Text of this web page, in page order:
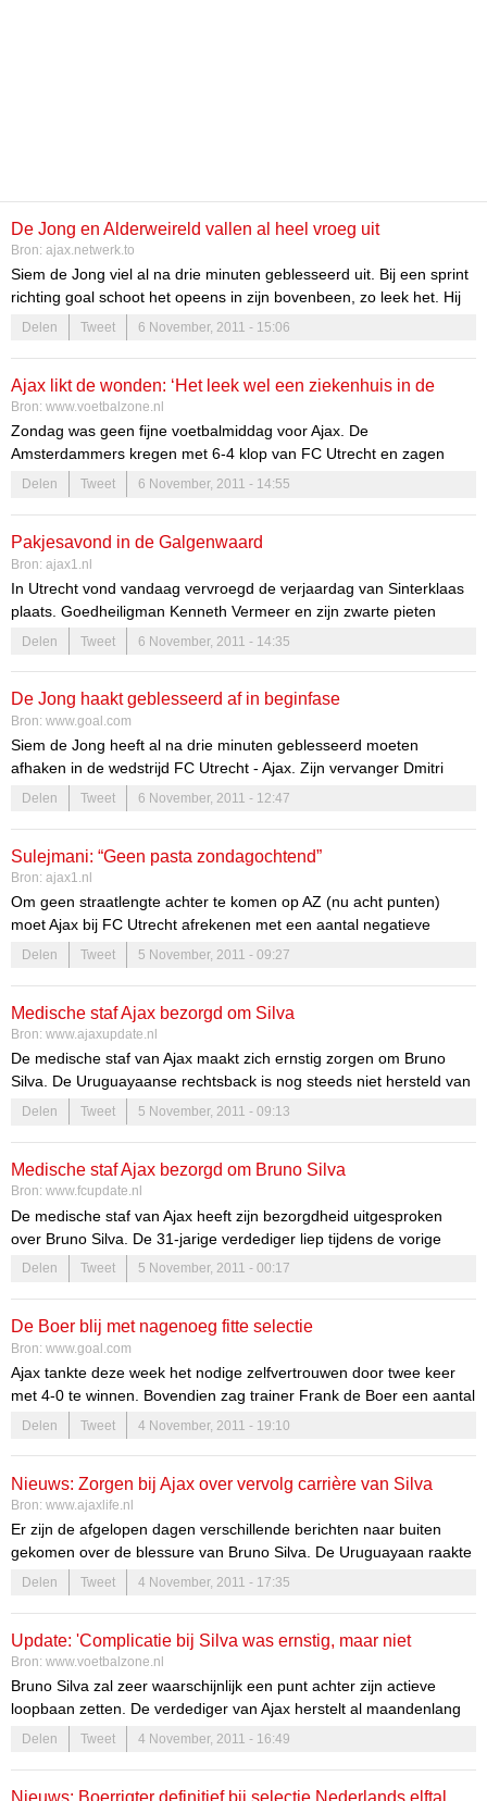
De Jong en Alderweireld vallen al heel vroeg uit
Bron: ajax.netwerk.to
Siem de Jong viel al na drie minuten geblesseerd uit. Bij een sprint
richting goal schoot het opeens in zijn bovenbeen, zo leek het. Hij
werd vervangen door Bulykin, die tweemaal...
Delen Tweet 6 November, 2011 - 15:06
Ajax likt de wonden: ‘Het leek wel een ziekenhuis in de
kleedkamer’
Bron: www.voetbalzone.nl
Zondag was geen fijne voetbalmiddag voor Ajax. De
Amsterdammers kregen met 6-4 klop van FC Utrecht en zagen
Siem de Jong en Toby Alderweireld geblesseerd uitvallen.
Delen Tweet 6 November, 2011 - 14:55
Pakjesavond in de Galgenwaard
Bron: ajax1.nl
In Utrecht vond vandaag vervroegd de verjaardag van Sinterklaas
plaats. Goedheiligman Kenneth Vermeer en zijn zwarte pieten
deelden maar al te graag doelpunten uit. FC Utrecht profiteerde
van die defensieve zwakte en versloeg zo in een spectaculaire
De Amsterdammers startten met de gebruikelijke elf spelers. Met
Siem de Jong als gelegenheidsspits en Theo Janssen daardoor in
een aanvallende rol. Bij Utrecht was er plaats voor Ajax-huurling
Rodney Sneijder, die op het middenveld speelde. Alexandr Gerndt
mocht als linksbuiten beginnen.
Delen Tweet 6 November, 2011 - 14:35
De Jong haakt geblesseerd af in beginfase
Bron: www.goal.com
Siem de Jong heeft al na drie minuten geblesseerd moeten
afhaken in de wedstrijd FC Utrecht - Ajax. Zijn vervanger Dmitri
Bulykin scoorde vier minuten later de openingstreffer.
Delen Tweet 6 November, 2011 - 12:47
Sulejmani: “Geen pasta zondagochtend”
Bron: ajax1.nl
Om geen straatlengte achter te komen op AZ (nu acht punten)
moet Ajax bij FC Utrecht afrekenen met een aantal negatieve
statistieken. De Amsterdammers verloren niet alleen acht van de
laatste twaalf duels in de Domstad, maar morsten dit seizoen na
1-0 en Feyenoord 1-1).
Delen Tweet 5 November, 2011 - 09:27
Medische staf Ajax bezorgd om Silva
Bron: www.ajaxupdate.nl
De medische staf van Ajax maakt zich ernstig zorgen om Bruno
Silva. De Uruguayaanse rechtsback is nog steeds niet hersteld van
een schouderblessure. Tijdens het trainingskamp van Ajax in
Turkije, begin 2011, schoot de schouder van Silva uit de kom. Liefst
hersteld. Silva vreesde naar [...]
Delen Tweet 5 November, 2011 - 09:13
Medische staf Ajax bezorgd om Bruno Silva
Bron: www.fcupdate.nl
De medische staf van Ajax heeft zijn bezorgdheid uitgesproken
over Bruno Silva. De 31-jarige verdediger liep tijdens de vorige
winterstop een schouderblessure op, maar het wil maar niet vlotten
met zijn herstel.
Delen Tweet 5 November, 2011 - 00:17
De Boer blij met nagenoeg fitte selectie
Bron: www.goal.com
Ajax tankte deze week het nodige zelfvertrouwen door twee keer
met 4-0 te winnen. Bovendien zag trainer Frank de Boer een aantal
spelers terugkeren van blessures.
Delen Tweet 4 November, 2011 - 19:10
Nieuws: Zorgen bij Ajax over vervolg carrière van Silva
Bron: www.ajaxlife.nl
Er zijn de afgelopen dagen verschillende berichten naar buiten
gekomen over de blessure van Bruno Silva. De Uruguayaan raakte
begin 2011 tijdens de winterstop geblesseerd aan zijn schouder en
is daar nog altijd niet van hersteld. Er zijn bij Ajax zorgen over het
Delen Tweet 4 November, 2011 - 17:35
Update: 'Complicatie bij Silva was ernstig, maar niet
levensbedreigend'
Bron: www.voetbalzone.nl
Bruno Silva zal zeer waarschijnlijk een punt achter zijn actieve
loopbaan zetten. De verdediger van Ajax herstelt al maandenlang
van slepende klachten aan zijn schouder en heeft in zijn
geboorteland Uruguay aangegeven dat hij zelfs voor zijn leven
Delen Tweet 4 November, 2011 - 16:49
Nieuws: Boerrigter definitief bij selectie Nederlands elftal